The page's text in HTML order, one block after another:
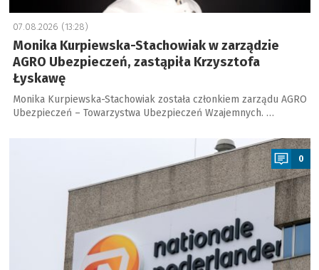
07.08.2026 (13:28)
Monika Kurpiewska-Stachowiak w zarządzie
AGRO Ubezpieczeń, zastąpiła Krzysztofa
Łyskawę
Monika Kurpiewska-Stachowiak została członkiem zarządu AGRO
Ubezpieczeń – Towarzystwa Ubezpieczeń Wzajemnych. …
0